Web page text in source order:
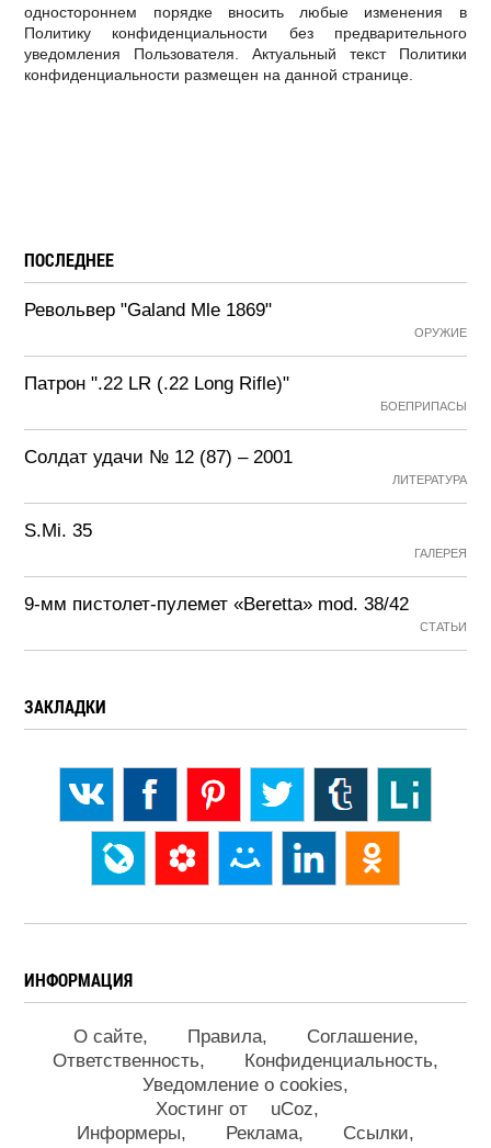
одностороннем порядке вносить любые изменения в
Политику конфиденциальности без предварительного
уведомления Пользователя. Актуальный текст Политики
конфиденциальности размещен на данной странице.
ПОСЛЕДНЕЕ
Револьвер "Galand Mle 1869"
ОРУЖИЕ
Патрон ".22 LR (.22 Long Rifle)"
БОЕПРИПАСЫ
Солдат удачи № 12 (87) – 2001
ЛИТЕРАТУРА
S.Mi. 35
ГАЛЕРЕЯ
9-мм пистолет-пулемет «Beretta» mod. 38/42
СТАТЬИ
ЗАКЛАДКИ
ИНФОРМАЦИЯ
О сайте Правила
Соглашение
Ответственность
Конфиденциальность
Уведомление о cookies
Хостинг от
uCoz
Информеры
Реклама
Ссылки